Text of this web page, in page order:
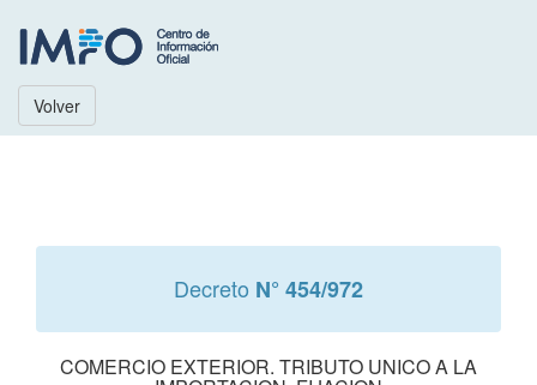
Volver
Decreto N° 454/972
COMERCIO EXTERIOR. TRIBUTO UNICO A LA